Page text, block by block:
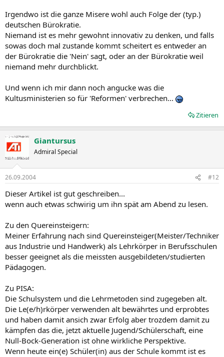
Irgendwo ist die ganze Misere wohl auch Folge der (typ.)
deutschen Bürokratie.
Niemand ist es mehr gewohnt innovativ zu denken, und falls
sowas doch mal zustande kommt scheitert es entweder an
der Bürokratie die 'Nein' sagt, oder an der Bürokratie weil
niemand mehr durchblickt.
Und wenn ich mir dann noch angucke was die
Kultusministerien so für 'Reformen' verbrechen...
Zitieren
Giantursus
Admiral Special
26.09.2004 #12
Dieser Artikel ist gut geschreiben...
wenn auch etwas schwirig um ihn spät am Abend zu lesen.
Zu den Quereinsteigern:
Meiner Erfahrung nach sind Quereinsteiger(Meister/Techniker
aus Industrie und Handwerk) als Lehrkörper in Berufsschulen
besser geeignet als die meissten ausgebildeten/studierten
Pädagogen.
Zu PISA:
Die Schulsystem und die Lehrmetoden sind zugegeben alt.
Die Le(e/h)rkörper verwenden alt bewährtes und erprobtes
und haben damit ansich zwar Erfolg aber trozdem damit zu
kämpfen das die, jetzt aktuelle Jugend/Schülerschaft, eine
Null-Bock-Generation ist ohne wirkliche Perspektive.
Wenn heute ein(e) Schüler(in) aus der Schule kommt ist es